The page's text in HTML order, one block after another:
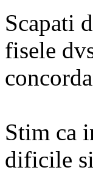
Scapati
fisele
Stim ca
dificile